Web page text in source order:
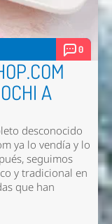
0
A
desconocido
ya lo vendía y lo
seguimos
y tradicional en
que han